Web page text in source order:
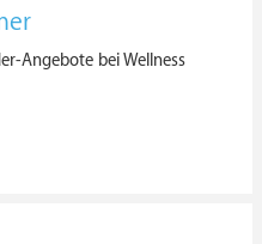
Angebote bei Wellness